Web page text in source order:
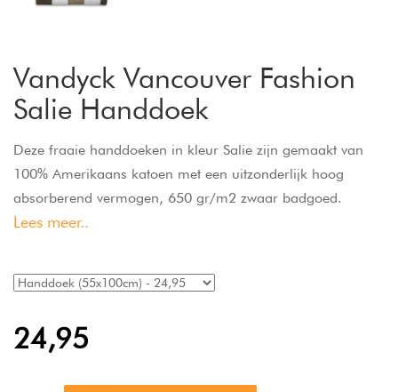
Vandyck Vancouver Fashion
Salie Handdoek
Deze fraaie handdoeken in kleur Salie zijn gemaakt van
100% Amerikaans katoen met een uitzonderlijk hoog
absorberend vermogen, 650 gr/m2 zwaar badgoed.
Vandyck Vancouver handdoeken hebben verschillende
handdoeken zijn niet alleen ongekend populair vanwege
het comfortabele gewicht, maar ook bijzonder gewild
Lees meer..
24,95